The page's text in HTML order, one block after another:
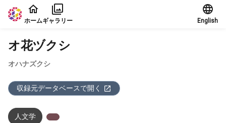
本文に飛ぶ
ホームギャラリー English
オ花ヅクシ
オハナズクシ
収録元データベースで開く
人文学